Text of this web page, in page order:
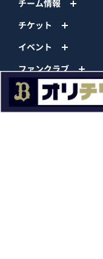
チーム情報
チケット
イベント
ファンクラブ
グッズ
ファーム